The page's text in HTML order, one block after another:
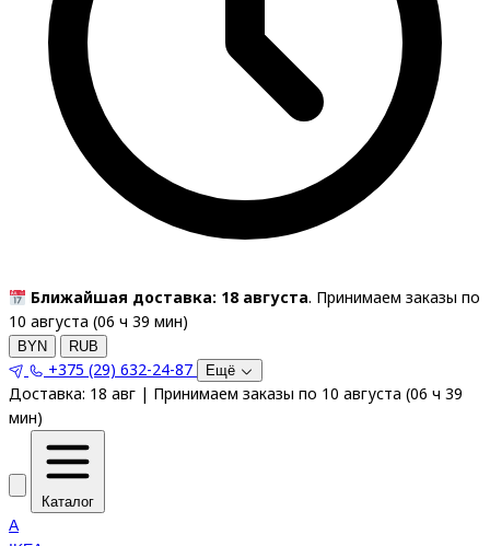
Ближайшая доставка: 18 августа. Принимаем заказы по
10 августа (06 ч 39 мин)
BYN RUB
+375 (29) 632-24-87 Ещё
Доставка: 18 авг | Принимаем заказы по 10 августа (06 ч 39
мин)
Каталог
A